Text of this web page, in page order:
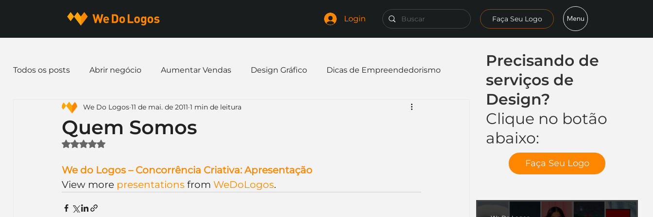
Login Faça Seu Logo Menu
Precisando de
serviços de
Design?
Clique no botão
abaixo:
Faça Seu Logo
Todos os posts Abrir negócio Aumentar Vendas Design Gráfico Dicas de Empreendedorismo
Dicas de Marketing Email marketing Expandir negócio
Identidade Visual
Ferramentas Mascotes Slogan Papelaria Curiosidades
Quem Somos
We Do Logos 11 de mai. de 2011 1 min de leitura
Avaliado com NaN de 5 estrelas.
We do Logos – Concorrência Criativa: Apresentação
View more presentations from WeDoLogos.